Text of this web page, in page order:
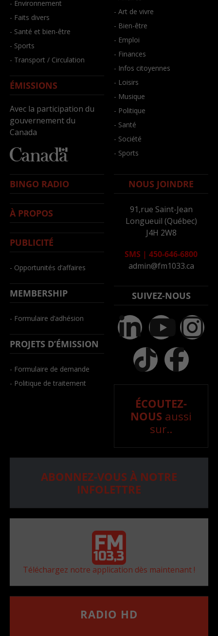
- Environnement
- Faits divers
- Santé et bien-être
- Sports
- Transport / Circulation
ÉMISSIONS
Avec la participation du
gouvernement du
Canada
- Art de vivre
- Bien-être
- Emploi
- Finances
- Infos citoyennes
- Loisirs
- Musique
- Politique
- Santé
- Société
- Sports
BINGO RADIO
À PROPOS
PUBLICITÉ
- Opportunités d’affaires
MEMBERSHIP
- Formulaire d’adhésion
PROJETS D’ÉMISSION
- Formulaire de demande
- Politique de traitement
NOUS JOINDRE
91,rue Saint-Jean
Longueuil (Québec)
J4H 2W8
SMS | 450-646-6800
admin@fm1033.ca
SUIVEZ-NOUS
ÉCOUTEZ-
NOUS aussi
sur..
ABONNEZ-VOUS À NOTRE
INFOLETTRE
Téléchargez notre application dès maintenant !
RADIO HD